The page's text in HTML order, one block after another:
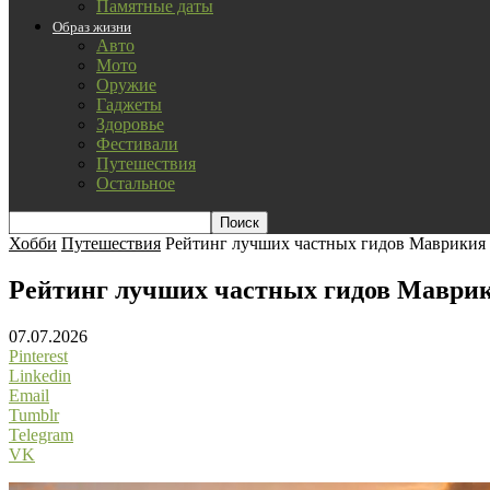
Памятные даты
Образ жизни
Авто
Мото
Оружие
Гаджеты
Здоровье
Фестивали
Путешествия
Остальное
Хобби Путешествия Рейтинг лучших частных гидов Маврикия
Рейтинг лучших частных гидов
07.07.2026
Pinterest
Linkedin
Email
Tumblr
Telegram
VK